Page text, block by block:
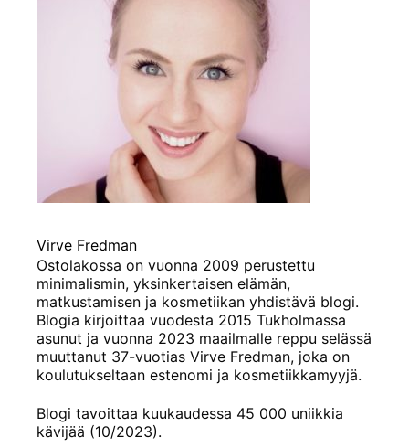
Virve Fredman
Ostolakossa on vuonna 2009 perustettu
minimalismin, yksinkertaisen elämän,
matkustamisen ja kosmetiikan yhdistävä blogi.
Blogia kirjoittaa vuodesta 2015 Tukholmassa
asunut ja vuonna 2023 maailmalle reppu selässä
muuttanut 37-vuotias Virve Fredman, joka on
koulutukseltaan estenomi ja kosmetiikkamyyjä.
Blogi tavoittaa kuukaudessa 45 000 uniikkia
kävijää (10/2023).